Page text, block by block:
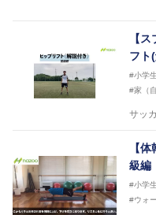
を派遣して
さらには講
に講師を派
「一人一人
として掲げ
からサポー
生きと」生
【
フト
#小学
#家（
サッ
【
級編
#小学
#ウォ